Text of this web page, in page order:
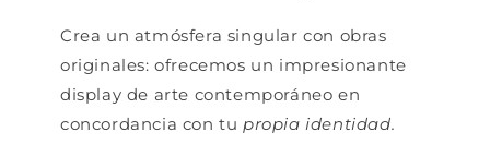
Crea un atmósfera singular con obras
originales: ofrecemos un impresionante
display de arte contemporáneo en
concordancia con tu propia identidad.